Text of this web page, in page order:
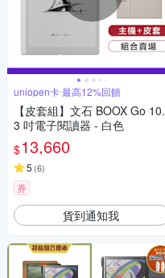
uniopen卡 最高12%回饋
【皮套組】文石 BOOX Go 10.
3 吋電子閱讀器 - 白色
$13,660
5 (6)
券
貨到通知我